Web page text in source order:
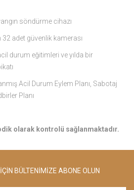
söndürme cihazı
32 adet güvenlik kamerası
durum eğitimleri ve yılda bir
Acil Durum Eylem Planı, Sabotaj
Planı
olarak kontrolü sağlanmaktadır.
BÜLTENİMİZE ABONE OLUN